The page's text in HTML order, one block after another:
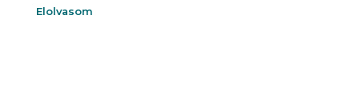
Elolvasom